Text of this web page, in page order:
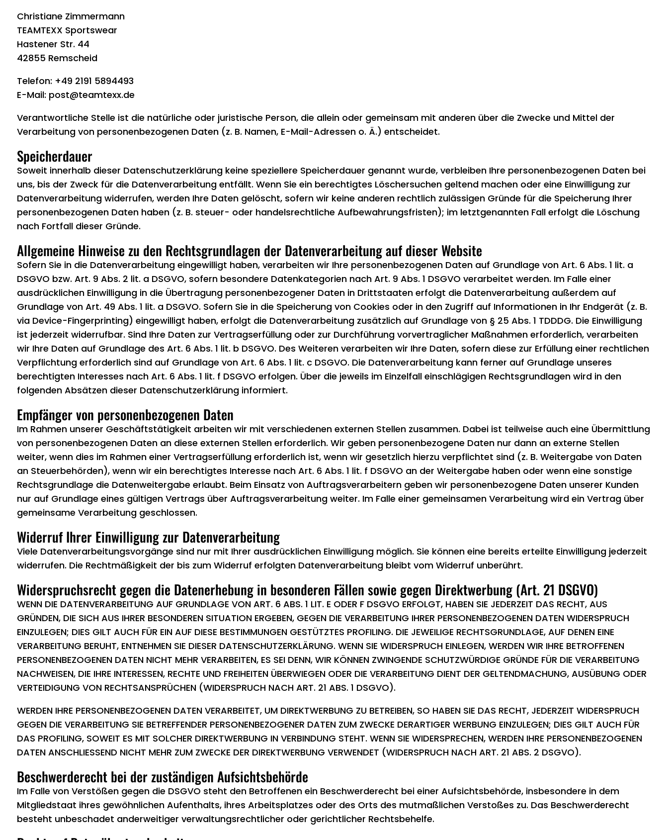
Christiane Zimmermann
TEAMTEXX Sportswear
Hastener Str. 44
42855 Remscheid
Telefon: +49 2191 5894493
E-Mail: post@teamtexx.de
Verantwortliche Stelle ist die natürliche oder juristische Person, die allein oder gemeinsam mit anderen über die Zwecke und Mittel der
Verarbeitung von personenbezogenen Daten (z. B. Namen, E-Mail-Adressen o. Ä.) entscheidet.
Speicherdauer
Soweit innerhalb dieser Datenschutzerklärung keine speziellere Speicherdauer genannt wurde, verbleiben Ihre personenbezogenen Daten bei
uns, bis der Zweck für die Datenverarbeitung entfällt. Wenn Sie ein berechtigtes Löschersuchen geltend machen oder eine Einwilligung zur
Datenverarbeitung widerrufen, werden Ihre Daten gelöscht, sofern wir keine anderen rechtlich zulässigen Gründe für die Speicherung Ihrer
personenbezogenen Daten haben (z. B. steuer- oder handelsrechtliche Aufbewahrungsfristen); im letztgenannten Fall erfolgt die Löschung
nach Fortfall dieser Gründe.
Allgemeine Hinweise zu den Rechtsgrundlagen der Datenverarbeitung auf dieser Website
Sofern Sie in die Datenverarbeitung eingewilligt haben, verarbeiten wir Ihre personenbezogenen Daten auf Grundlage von Art. 6 Abs. 1 lit. a
DSGVO bzw. Art. 9 Abs. 2 lit. a DSGVO, sofern besondere Datenkategorien nach Art. 9 Abs. 1 DSGVO verarbeitet werden. Im Falle einer
ausdrücklichen Einwilligung in die Übertragung personenbezogener Daten in Drittstaaten erfolgt die Datenverarbeitung außerdem auf
Grundlage von Art. 49 Abs. 1 lit. a DSGVO. Sofern Sie in die Speicherung von Cookies oder in den Zugriff auf Informationen in Ihr Endgerät (z. B.
via Device-Fingerprinting) eingewilligt haben, erfolgt die Datenverarbeitung zusätzlich auf Grundlage von § 25 Abs. 1 TDDDG. Die Einwilligung
ist jederzeit widerrufbar. Sind Ihre Daten zur Vertragserfüllung oder zur Durchführung vorvertraglicher Maßnahmen erforderlich, verarbeiten
wir Ihre Daten auf Grundlage des Art. 6 Abs. 1 lit. b DSGVO. Des Weiteren verarbeiten wir Ihre Daten, sofern diese zur Erfüllung einer rechtlichen
Verpflichtung erforderlich sind auf Grundlage von Art. 6 Abs. 1 lit. c DSGVO. Die Datenverarbeitung kann ferner auf Grundlage unseres
berechtigten Interesses nach Art. 6 Abs. 1 lit. f DSGVO erfolgen. Über die jeweils im Einzelfall einschlägigen Rechtsgrundlagen wird in den
folgenden Absätzen dieser Datenschutzerklärung informiert.
Empfänger von personenbezogenen Daten
Im Rahmen unserer Geschäftstätigkeit arbeiten wir mit verschiedenen externen Stellen zusammen. Dabei ist teilweise auch eine Übermittlung
von personenbezogenen Daten an diese externen Stellen erforderlich. Wir geben personenbezogene Daten nur dann an externe Stellen
weiter, wenn dies im Rahmen einer Vertragserfüllung erforderlich ist, wenn wir gesetzlich hierzu verpflichtet sind (z. B. Weitergabe von Daten
an Steuerbehörden), wenn wir ein berechtigtes Interesse nach Art. 6 Abs. 1 lit. f DSGVO an der Weitergabe haben oder wenn eine sonstige
Rechtsgrundlage die Datenweitergabe erlaubt. Beim Einsatz von Auftragsverarbeitern geben wir personenbezogene Daten unserer Kunden
nur auf Grundlage eines gültigen Vertrags über Auftragsverarbeitung weiter. Im Falle einer gemeinsamen Verarbeitung wird ein Vertrag über
gemeinsame Verarbeitung geschlossen.
Widerruf Ihrer Einwilligung zur Datenverarbeitung
Viele Datenverarbeitungsvorgänge sind nur mit Ihrer ausdrücklichen Einwilligung möglich. Sie können eine bereits erteilte Einwilligung jederzeit
widerrufen. Die Rechtmäßigkeit der bis zum Widerruf erfolgten Datenverarbeitung bleibt vom Widerruf unberührt.
Widerspruchsrecht gegen die Datenerhebung in besonderen Fällen sowie gegen Direktwerbung (Art. 21 DSGVO)
WENN DIE DATENVERARBEITUNG AUF GRUNDLAGE VON ART. 6 ABS. 1 LIT. E ODER F DSGVO ERFOLGT, HABEN SIE JEDERZEIT DAS RECHT, AUS
GRÜNDEN, DIE SICH AUS IHRER BESONDEREN SITUATION ERGEBEN, GEGEN DIE VERARBEITUNG IHRER PERSONENBEZOGENEN DATEN WIDERSPRUCH
EINZULEGEN; DIES GILT AUCH FÜR EIN AUF DIESE BESTIMMUNGEN GESTÜTZTES PROFILING. DIE JEWEILIGE RECHTSGRUNDLAGE, AUF DENEN EINE
VERARBEITUNG BERUHT, ENTNEHMEN SIE DIESER DATENSCHUTZERKLÄRUNG. WENN SIE WIDERSPRUCH EINLEGEN, WERDEN WIR IHRE BETROFFENEN
PERSONENBEZOGENEN DATEN NICHT MEHR VERARBEITEN, ES SEI DENN, WIR KÖNNEN ZWINGENDE SCHUTZWÜRDIGE GRÜNDE FÜR DIE VERARBEITUNG
NACHWEISEN, DIE IHRE INTERESSEN, RECHTE UND FREIHEITEN ÜBERWIEGEN ODER DIE VERARBEITUNG DIENT DER GELTENDMACHUNG, AUSÜBUNG ODER
VERTEIDIGUNG VON RECHTSANSPRÜCHEN (WIDERSPRUCH NACH ART. 21 ABS. 1 DSGVO).
WERDEN IHRE PERSONENBEZOGENEN DATEN VERARBEITET, UM DIREKTWERBUNG ZU BETREIBEN, SO HABEN SIE DAS RECHT, JEDERZEIT WIDERSPRUCH
GEGEN DIE VERARBEITUNG SIE BETREFFENDER PERSONENBEZOGENER DATEN ZUM ZWECKE DERARTIGER WERBUNG EINZULEGEN; DIES GILT AUCH FÜR
DAS PROFILING, SOWEIT ES MIT SOLCHER DIREKTWERBUNG IN VERBINDUNG STEHT. WENN SIE WIDERSPRECHEN, WERDEN IHRE PERSONENBEZOGENEN
DATEN ANSCHLIESSEND NICHT MEHR ZUM ZWECKE DER DIREKTWERBUNG VERWENDET (WIDERSPRUCH NACH ART. 21 ABS. 2 DSGVO).
Beschwerde­recht bei der zuständigen Aufsichts­behörde
Im Falle von Verstößen gegen die DSGVO steht den Betroffenen ein Beschwerderecht bei einer Aufsichtsbehörde, insbesondere in dem
Mitgliedstaat ihres gewöhnlichen Aufenthalts, ihres Arbeitsplatzes oder des Orts des mutmaßlichen Verstoßes zu. Das Beschwerderecht
besteht unbeschadet anderweitiger verwaltungsrechtlicher oder gerichtlicher Rechtsbehelfe.